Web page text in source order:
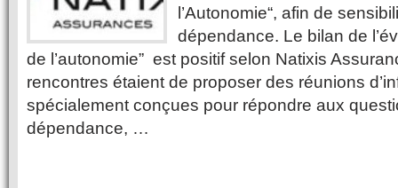
l’Autonomie“, afin de
dépendance. Le bilan de
de l’autonomie” est positif selon Natixis
rencontres étaient de proposer des réunions
spécialement conçues pour répondre aux
dépendance, …